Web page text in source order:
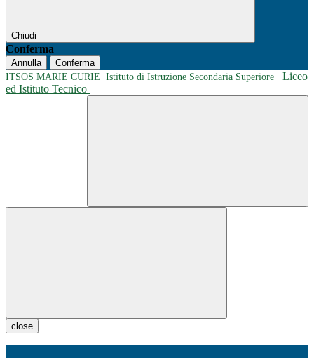
Chiudi
Conferma
Annulla
Conferma
ITSOS MARIE CURIE Istituto di Istruzione Secondaria Superiore
Liceo
ed Istituto Tecnico
close